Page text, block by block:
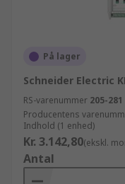
På lager
Schneider Electric
RS-varenummer 205-281
Producentens
Indhold (1 enhed)
Kr. 3.142,80(ekskl.
Antal